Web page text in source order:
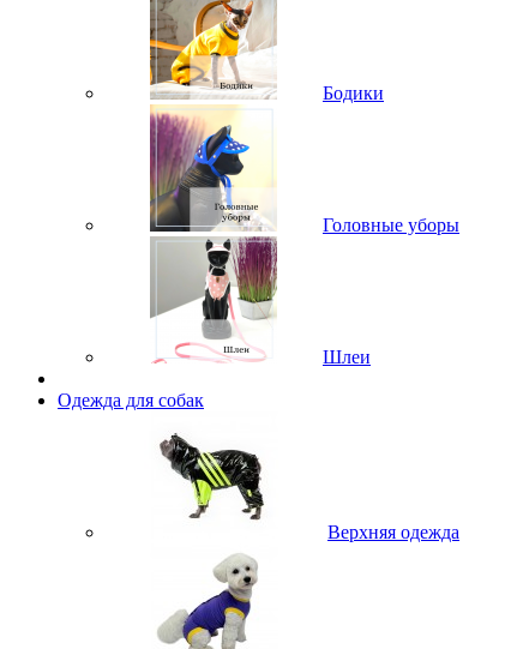
Бодики
Головные уборы
Шлеи
Одежда для собак
Верхняя одежда